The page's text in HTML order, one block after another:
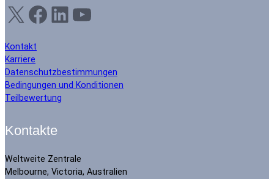
X Facebook LinkedIn YouTube
Kontakt
Karriere
Datenschutzbestimmungen
Bedingungen und Konditionen
Teilbewertung
Kontakte
Weltweite Zentrale
Melbourne, Victoria, Australien